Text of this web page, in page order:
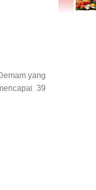
yang
39